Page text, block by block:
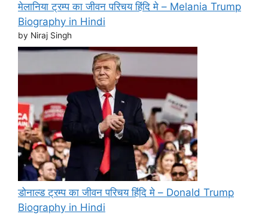
मेलानिया ट्रम्प का जीवन परिचय हिंदि मे – Melania Trump
Biography in Hindi
by Niraj Singh
डोनाल्ड ट्रम्प का जीवन परिचय हिंदि मे – Donald Trump
Biography in Hindi